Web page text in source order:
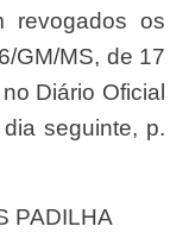
revogados os
GM/MS, de 17
Diário Oficial
seguinte, p.
PADILHA